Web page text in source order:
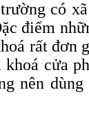
có
điểm
rất đơn
cửa
nên dùng